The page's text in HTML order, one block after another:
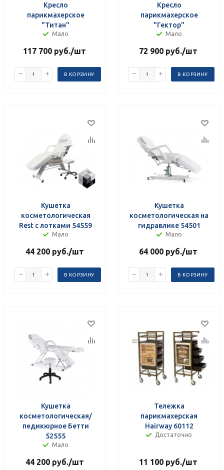
Кресло
парикмахерское
"Титан"
Мало
117 700 руб./шт
В КОРЗИНУ
Кресло
парикмахерское
"Гектор"
Мало
72 900руб./шт
В КОРЗИНУ
Кушетка
косметологическая
Rest с лотками 54559
Мало
44 200руб./шт
В КОРЗИНУ
Кушетка
косметологическая на
гидравлике 54501
Мало
64 000руб./шт
В КОРЗИНУ
Кушетка
косметологическая/
педикюрное Бетти
52555
Мало
44 200руб./шт
Тележка
парикмахерская
Hairway 60112
Достаточно
11 100руб./шт